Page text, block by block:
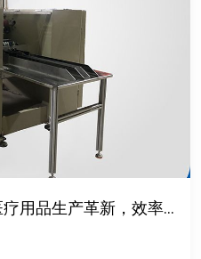
高速纱布块折叠机带领医疗用品生产革新，效率与质量双提升